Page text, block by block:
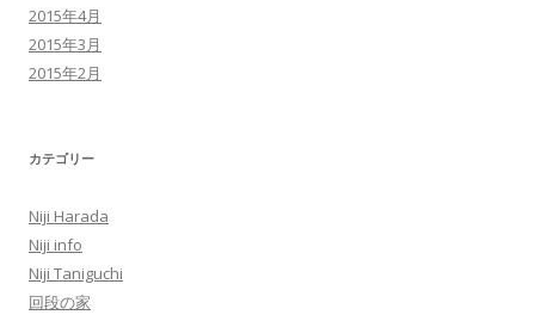
2015年4月
2015年3月
2015年2月
カテゴリー
Niji Harada
Niji info
Niji Taniguchi
回段の家